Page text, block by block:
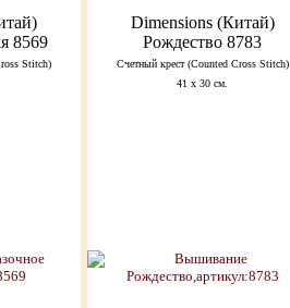
8569
Stitch)
Dimensions (Китай)
Рождество 8783
Счетный крест (Counted Cross Stitch)
41 х 30 см.